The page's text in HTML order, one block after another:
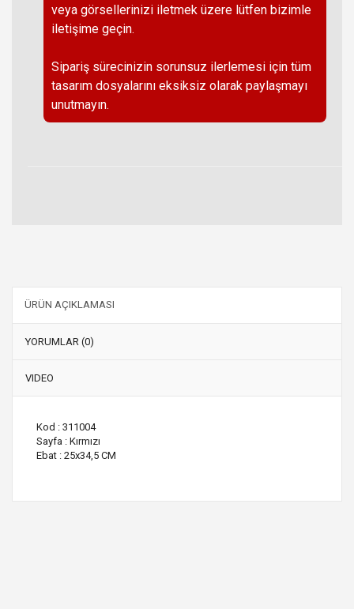
veya görsellerinizi iletmek üzere lütfen bizimle
iletişime geçin.
Sipariş sürecinizin sorunsuz ilerlemesi için tüm
tasarım dosyalarını eksiksiz olarak paylaşmayı
unutmayın.
ÜRÜN AÇIKLAMASI
YORUMLAR (0)
VIDEO
Kod : 311004
Sayfa : Kırmızı
Ebat : 25x34,5 CM